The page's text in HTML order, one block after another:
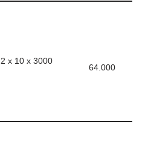
2 x 10 x 3000
64.000